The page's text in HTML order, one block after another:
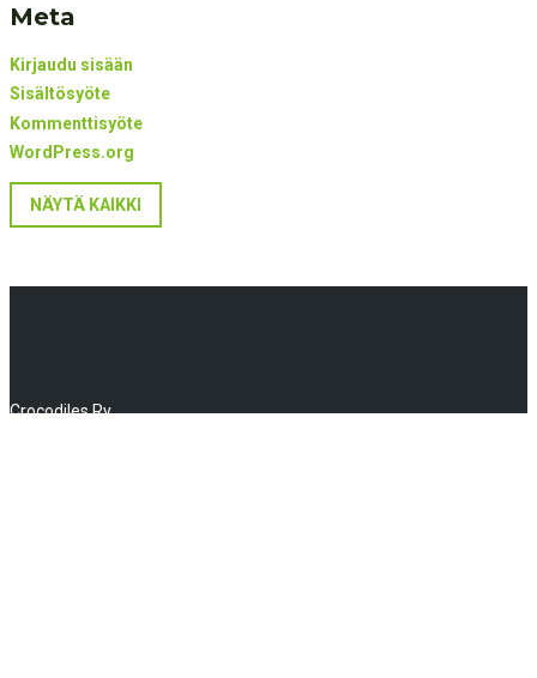
Meta
Kirjaudu sisään
Sisältösyöte
Kommenttisyöte
WordPress.org
NÄYTÄ KAIKKI
Crocodiles Ry